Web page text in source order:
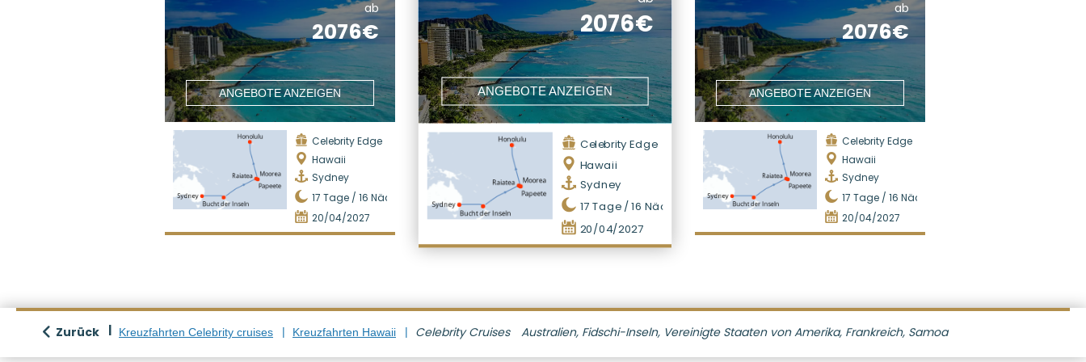
ab
2076€
ANGEBOTE ANZEIGEN
Celebrity Edge
Hawaii
Sydney
17 Tage /16 Nächte
20/04/2027
2076€
ANGEBOTE ANZEIGEN
Celebrity Edge
Hawaii
Sydney
17 Tage /16 Nächte
20/04/2027
ab
2076€
ANGEBOTE ANZEIGEN
Celebrity Edge
Hawaii
Sydney
17 Tage / 16 Nächte
20/04/2027
Zurück Kreuzfahrten Celebrity cruises Kreuzfahrten Hawaii Celebrity Cruises Australien, Fidschi-Inseln, Vereinigte Staaten von Amerika, Frankreich, Samoa